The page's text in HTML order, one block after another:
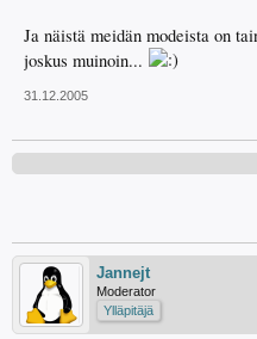
Ja näistä meidän modeista on
joskus muinoin...
31.12.2005
Jannejt
Moderator
Ylläpitäjä